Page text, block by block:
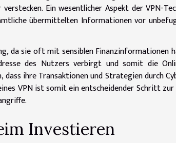
Ein wesentlicher Aspekt der VPN-
übermittelten Informationen vor
da sie oft mit sensiblen Finanzinformationen
des Nutzers verbirgt und somit die
ihre Transaktionen und Strategien durch
VPN ist somit ein entscheidender Schritt zur
Investieren